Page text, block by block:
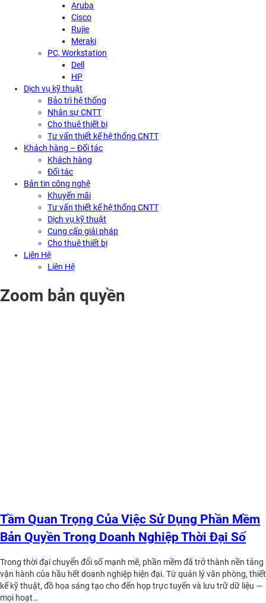
Aruba
Cisco
Rujie
Meraki
PC, Workstation
Dell
HP
Dịch vụ kỹ thuật
Bảo trì hệ thống
Nhân sự CNTT
Cho thuê thiết bị
Tư vấn thiết kế hệ thống CNTT
Khách hàng – Đối tác
Khách hàng
Đối tác
Bản tin công nghệ
Khuyến mãi
Tư vấn thiết kế hệ thống CNTT
Dịch vụ kỹ thuật
Cung cấp giải pháp
Cho thuê thiết bị
Liên Hệ
Liên Hệ
Zoom bản quyền
Tầm Quan Trọng Của Việc Sử Dụng Phần Mềm
Bản Quyền Trong Doanh Nghiệp Thời Đại Số
Trong thời đại chuyển đổi số mạnh mẽ, phần mềm đã trở thành nền tảng
vận hành của hầu hết doanh nghiệp hiện đại. Từ quản lý văn phòng, thiết
kế kỹ thuật, đồ họa sáng tạo cho đến họp trực tuyến và lưu trữ dữ liệu —
mọi hoạt…